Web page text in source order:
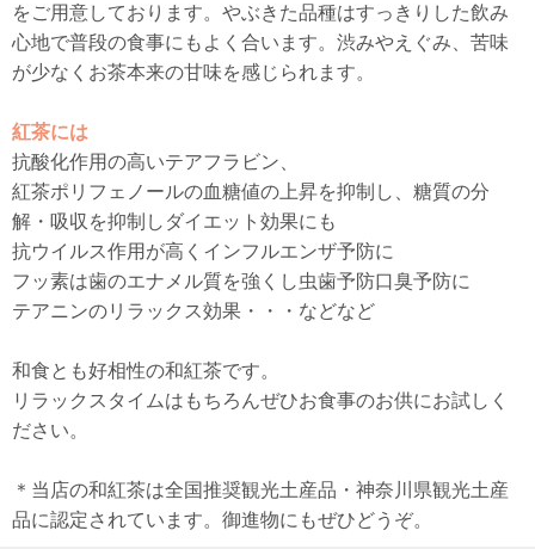
をご用意しております。やぶきた品種はすっきりした飲み
心地で普段の食事にもよく合います。渋みやえぐみ、苦味
が少なくお茶本来の甘味を感じられます。
紅茶には
抗酸化作用の高いテアフラビン、
紅茶ポリフェノールの血糖値の上昇を抑制し、糖質の分
解・吸収を抑制しダイエット効果にも
抗ウイルス作用が高くインフルエンザ予防に
フッ素は歯のエナメル質を強くし虫歯予防口臭予防に
テアニンのリラックス効果・・・などなど
和食とも好相性の和紅茶です。
リラックスタイムはもちろんぜひお食事のお供にお試しく
ださい。
＊当店の和紅茶は全国推奨観光土産品・神奈川県観光土産
品に認定されています。御進物にもぜひどうぞ。